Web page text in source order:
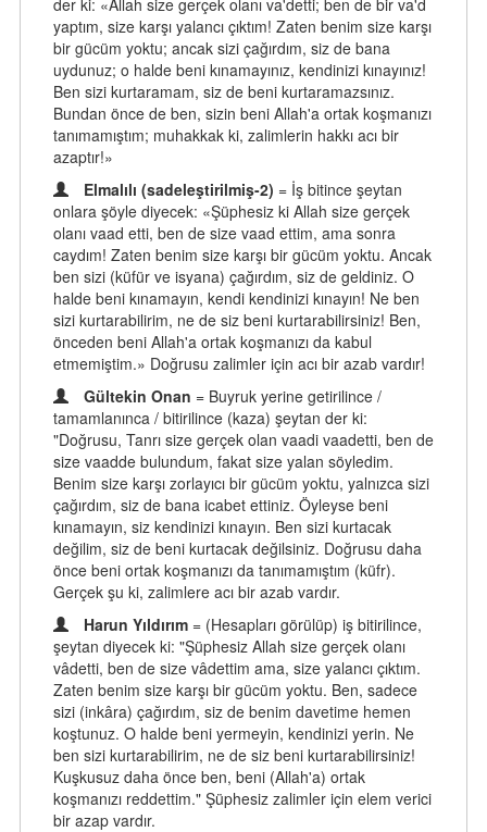
der ki: «Allah size gerçek olanı va'detti; ben de bir va'd
yaptım, size karşı yalancı çıktım! Zaten benim size karşı
bir gücüm yoktu; ancak sizi çağırdım, siz de bana
uydunuz; o halde beni kınamayınız, kendinizi kınayınız!
Ben sizi kurtaramam, siz de beni kurtaramazsınız.
Bundan önce de ben, sizin beni Allah'a ortak koşmanızı
tanımamıştım; muhakkak ki, zalimlerin hakkı acı bir
azaptır!»
Elmalılı (sadeleştirilmiş-2) = İş bitince şeytan
onlara şöyle diyecek: «Şüphesiz ki Allah size gerçek
olanı vaad etti, ben de size vaad ettim, ama sonra
caydım! Zaten benim size karşı bir gücüm yoktu. Ancak
ben sizi (küfür ve isyana) çağırdım, siz de geldiniz. O
halde beni kınamayın, kendi kendinizi kınayın! Ne ben
sizi kurtarabilirim, ne de siz beni kurtarabilirsiniz! Ben,
önceden beni Allah'a ortak koşmanızı da kabul
etmemiştim.» Doğrusu zalimler için acı bir azab vardır!
Gültekin Onan = Buyruk yerine getirilince /
tamamlanınca / bitirilince (kaza) şeytan der ki:
"Doğrusu, Tanrı size gerçek olan vaadi vaadetti, ben de
size vaadde bulundum, fakat size yalan söyledim.
Benim size karşı zorlayıcı bir gücüm yoktu, yalnızca sizi
çağırdım, siz de bana icabet ettiniz. Öyleyse beni
kınamayın, siz kendinizi kınayın. Ben sizi kurtacak
değilim, siz de beni kurtacak değilsiniz. Doğrusu daha
önce beni ortak koşmanızı da tanımamıştım (küfr).
Gerçek şu ki, zalimlere acı bir azab vardır.
Harun Yıldırım = (Hesapları görülüp) iş bitirilince,
şeytan diyecek ki: "Şüphesiz Allah size gerçek olanı
vâdetti, ben de size vâdettim ama, size yalancı çıktım.
Zaten benim size karşı bir gücüm yoktu. Ben, sadece
sizi (inkâra) çağırdım, siz de benim davetime hemen
koştunuz. O halde beni yermeyin, kendinizi yerin. Ne
ben sizi kurtarabilirim, ne de siz beni kurtarabilirsiniz!
Kuşkusuz daha önce ben, beni (Allah'a) ortak
koşmanızı reddettim." Şüphesiz zalimler için elem verici
bir azap vardır.